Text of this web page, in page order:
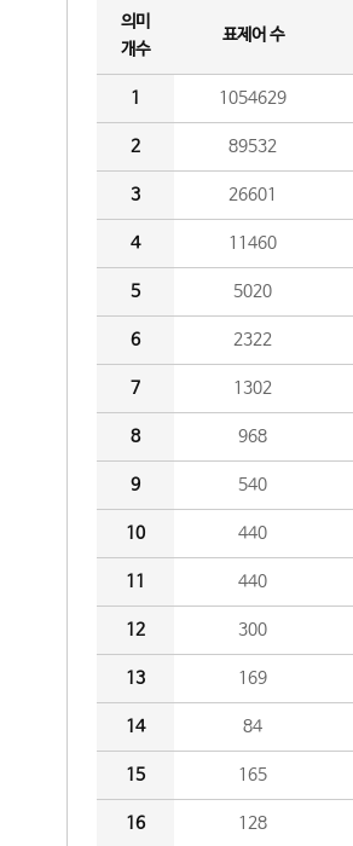
의미
개수
표제어 수
1 1054629
2 89532
3 26601
4 11460
5 5020
6 2322
7 1302
8 968
9 540
10 440
11 440
12 300
13 169
14 84
15 165
16 128